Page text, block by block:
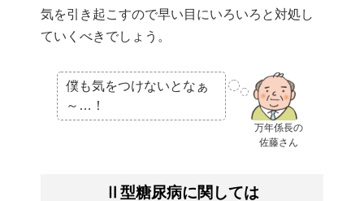
気を引き起こすので早い目にいろいろと対処し
ていくべきでしょう。
万年係長の
佐藤さん
僕も気をつけないとなぁ
～…！
Ⅱ型糖尿病に関しては